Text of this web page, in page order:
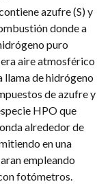
azufre (S) y
donde a
puro
aire atmosférico
llama de hidrógeno
de azufre y
HPO que
alrededor de
en una
empleando
fotómetros.